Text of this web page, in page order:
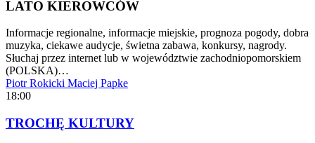
LATO KIEROWCÓW
Informacje regionalne, informacje miejskie, prognoza pogody, dobra
muzyka, ciekawe audycje, świetna zabawa, konkursy, nagrody.
Słuchaj przez internet lub w województwie zachodniopomorskiem
(POLSKA)…
Piotr Rokicki Maciej Papke
18:00
TROCHĘ KULTURY